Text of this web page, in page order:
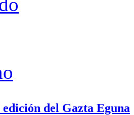
del Gazta Eguna